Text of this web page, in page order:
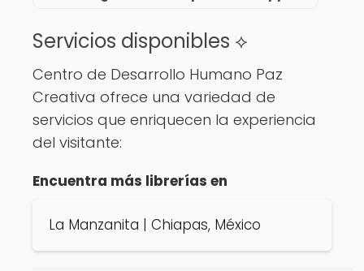
Servicios disponibles ⟡
Centro de Desarrollo Humano Paz
Creativa ofrece una variedad de
servicios que enriquecen la experiencia
del visitante:
Encuentra más librerías en
La Manzanita | Chiapas, México